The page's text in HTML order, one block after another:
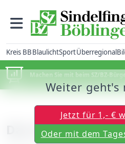
Kreis BBBlaulichtSportÜberregional
Machen Sie mit beim SZ/BZ-
Das 20-Jährige
Weiter
Jetzt für 1,- €
Oder mit dem